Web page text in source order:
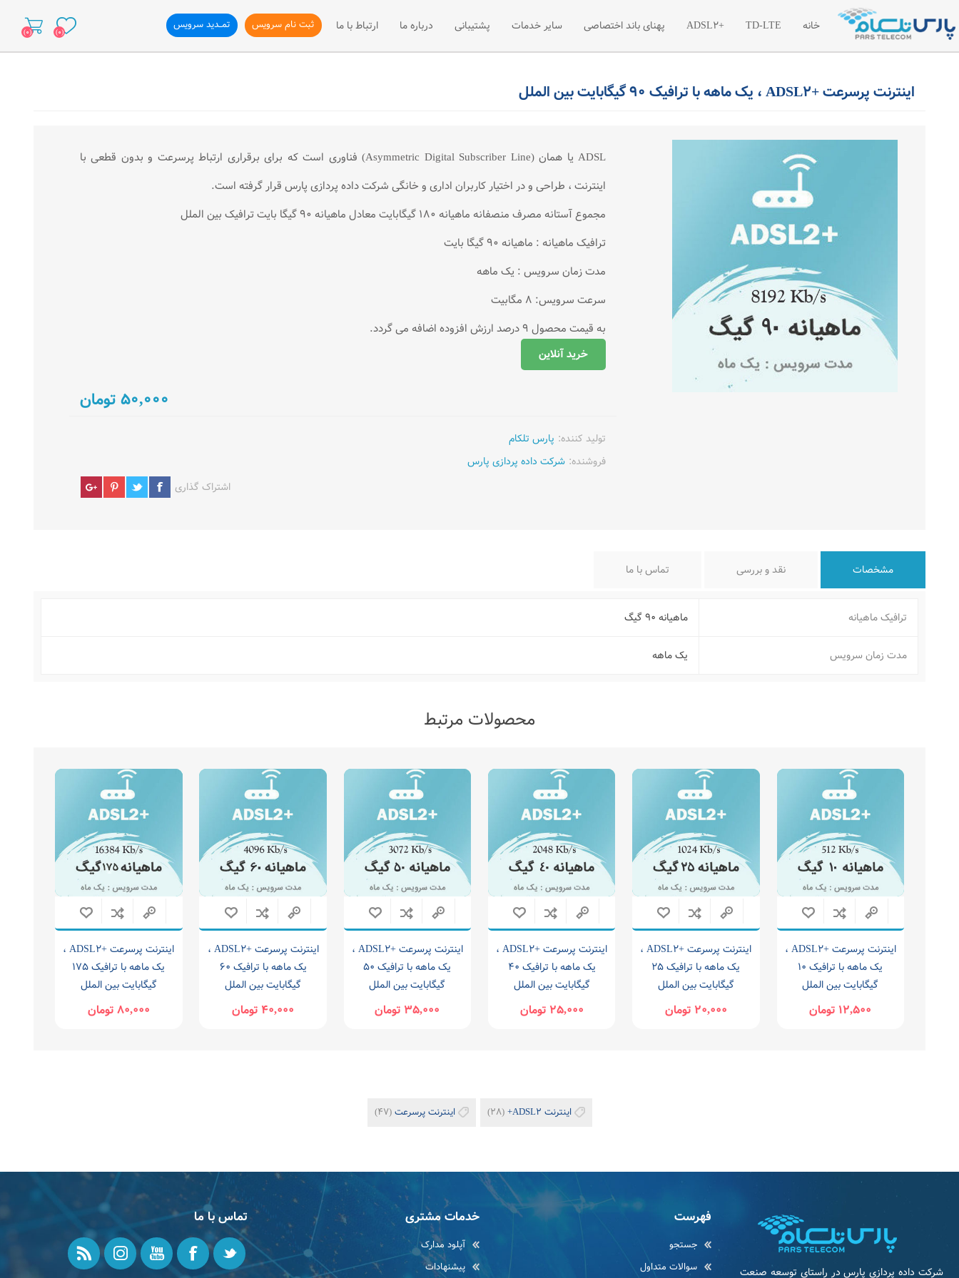
(0)
(0) خانه TD-LTE
بسته های آغازین TD-LTE
+ADSL2
معرفی اینترنت پرسرعت +ADSL2
ترافیک مازاد اینترنت +ADSL2
پهنای باند اختصاصی
معرفی پهنای باند اختصاصی
سایر خدمات پشتیبانی درباره ما ارتباط با ما ثبت نام سرویس تمــدید سرویس
اینترنت پرسرعت +ADSL2 ، یک ماهه با ترافیک 90 گیگابایت بین الملل
ADSL يا همان (Asymmetric Digital Subscriber Line) فناوری است كه برای برقراری ارتباط پرسرعت و بدون قطعی با
اينترنت ، طراحی و در اختيار كاربران اداری و خانگی شرکت داده پردازی پارس قرار گرفته است.
مجموع آستانه مصرف منصفانه ماهیانه 180 گیگابایت معادل ماهیانه 90 گیگا بایت ترافیک بین الملل
ترافیک ماهیانه : ماهیانه 90 گیگا بایت
مدت زمان سرویس : یک ماهه
سرعت سرویس: 8 مگابیت
به قیمت محصول 9 درصد ارزش افزوده اضافه می گردد.
خرید آنلاین
50,000 تومان
تولید کننده: پارس تلکام
فروشنده: شرکت داده پردازی پارس
اشتراک گذاری
مشخصات نقد و بررسی تماس با ما
ترافیک ماهیانه ماهیانه ۹۰ گیگ
مدت زمان سرویس یک ماهه
محصولات مرتبط
اینترنت پرسرعت +ADSL2 ،
یک ماهه با ترافیک 10
گیگابایت بین الملل
12,500 تومان
اینترنت پرسرعت +ADSL2 ،
یک ماهه با ترافیک 25
گیگابایت بین الملل
20,000 تومان
اینترنت پرسرعت +ADSL2 ،
یک ماهه با ترافیک 40
گیگابایت بین الملل
25,000 تومان
اینترنت پرسرعت +ADSL2 ،
یک ماهه با ترافیک 50
گیگابایت بین الملل
35,000 تومان
اینترنت پرسرعت +ADSL2 ،
یک ماهه با ترافیک 60
گیگابایت بین الملل
40,000 تومان
اینترنت پرسرعت +ADSL2 ،
یک ماهه با ترافیک 175
گیگابایت بین الملل
80,000 تومان
اینترنت ADSL2+ (28) اینترنت پرسرعت (47)
شرکت داده پردازی پارس در راستای توسعه صنعت
فهرست
جستجو
سوالات متداول
خدمات مشتری
آپلود مدارک
پیشنهادات
تماس با ما